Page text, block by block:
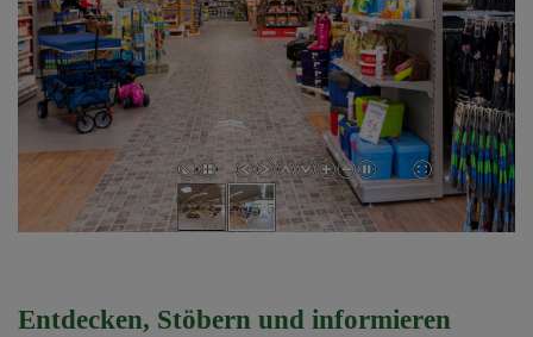
Entdecken, Stöbern und informieren